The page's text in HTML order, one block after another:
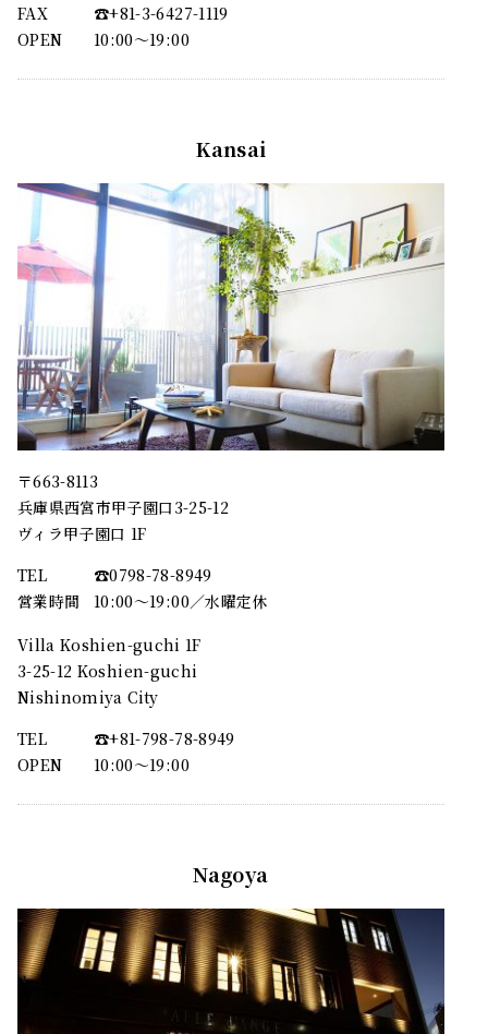
FAX
☎︎+81-3-6427-1119
OPEN
10:00〜19:00
Kansai
〒663-8113
兵庫県西宮市甲子園口3-25-12
ヴィラ甲子園口 1F
TEL
☎︎0798-78-8949
営業時間
10:00～19:00／水曜定休
Villa Koshien-guchi 1F
3-25-12 Koshien-guchi
Nishinomiya City
TEL
☎︎+81-798-78-8949
OPEN
10:00〜19:00
Nagoya